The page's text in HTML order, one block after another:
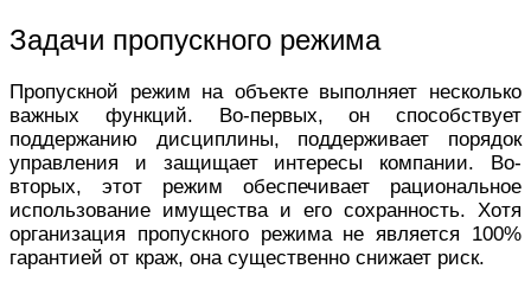
Задачи пропускного режима
Пропускной режим на объекте выполняет несколько
важных функций. Во-первых, он способствует
поддержанию дисциплины, поддерживает порядок
управления и защищает интересы компании. Во-
вторых, этот режим обеспечивает рациональное
использование имущества и его сохранность. Хотя
организация пропускного режима не является 100%
гарантией от краж, она существенно снижает риск.